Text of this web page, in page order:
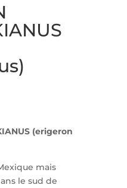
(erigeron
mais
le sud de